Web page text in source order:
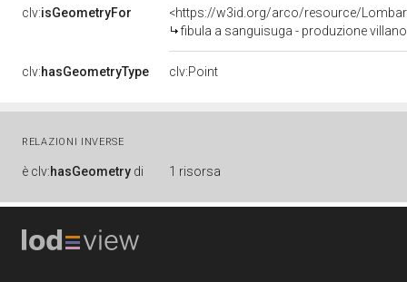
clv:isGeometryFor
<https://w3id.org/arco/resource/
fibula a sanguisuga - produzione
clv:hasGeometryType clv:Point
RELAZIONI INVERSE
è clv:hasGeometry di 1 risorsa